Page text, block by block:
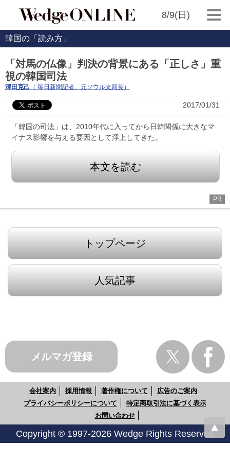
8/9(日)
韓国の「読み方」
「対馬の仏像」判決の背景にある「正しさ」重
視の韓国司法
澤田克己 （ 毎日新聞記者、元ソウル支局長）
2017/01/31
「韓国の司法」は、2010年代に入ってから日韓関係に大きなマ
イナス影響を与える要因として浮上してきた。
本文を読む
PR
トップページ
人気記事
メルマガ登録
会社案内 採用情報 著作権について
広告のご案内
プライバシーポリシーについて
特定商取引法に基づく表示
お問い合わせ
Copyright © 1997-2026 Wedge Rights Reserved